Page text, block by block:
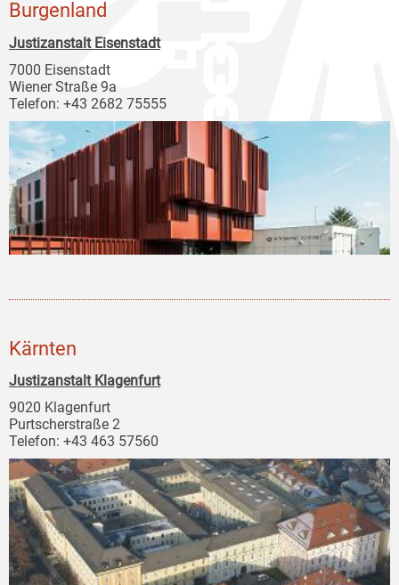
Burgenland
Justizanstalt Eisenstadt
7000 Eisenstadt
Wiener Straße 9a
Telefon: +43 2682 75555
Kärnten
Justizanstalt Klagenfurt
9020 Klagenfurt
Purtscherstraße 2
Telefon: +43 463 57560